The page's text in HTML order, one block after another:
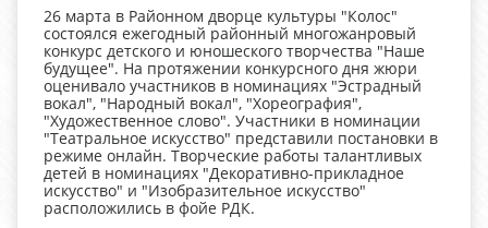
26 марта в Районном дворце культуры "Колос"
состоялся ежегодный районный многожанровый
конкурс детского и юношеского творчества "Наше
будущее". На протяжении конкурсного дня жюри
оценивало участников в номинациях "Эстрадный
вокал", "Народный вокал", "Хореография",
"Художественное слово". Участники в номинации
"Театральное искусство" представили постановки в
режиме онлайн. Творческие работы талантливых
детей в номинациях "Декоративно-прикладное
искусство" и "Изобразительное искусство"
расположились в фойе РДК.